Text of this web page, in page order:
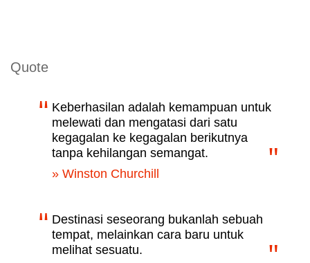
Quote
Keberhasilan adalah kemampuan untuk
melewati dan mengatasi dari satu
kegagalan ke kegagalan berikutnya
tanpa kehilangan semangat.
» Winston Churchill
Destinasi seseorang bukanlah sebuah
tempat, melainkan cara baru untuk
melihat sesuatu.